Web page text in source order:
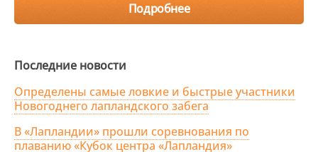
Подробнее
Последние новости
Определены самые ловкие и быстрые участники
Новогоднего лапландского забега
В «Лапландии» прошли соревнования по
плаванию «Кубок центра «Лапландия»